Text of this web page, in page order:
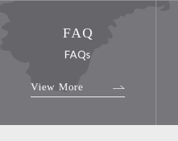
FAQ
FAQs
View More